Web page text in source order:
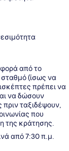
από το
σταθμό (ίσως να
πρέπει να
να δώσουν
πριν ταξιδέψουν,
που
της κράτησης.
από 7:30 π.μ.